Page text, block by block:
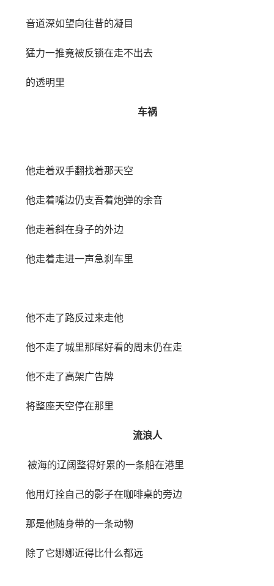
音道深如望向往昔的凝目
猛力一推竟被反锁在走不出去
的透明里
车祸
他走着双手翻找着那天空
他走着嘴边仍支吾着炮弹的余音
他走着斜在身子的外边
他走着走进一声急刹车里
他不走了路反过来走他
他不走了城里那尾好看的周末仍在走
他不走了高架广告牌
将整座天空停在那里
流浪人
被海的辽阔整得好累的一条船在港里
他用灯拴自己的影子在咖啡桌的旁边
那是他随身带的一条动物
除了它娜娜近得比什么都远